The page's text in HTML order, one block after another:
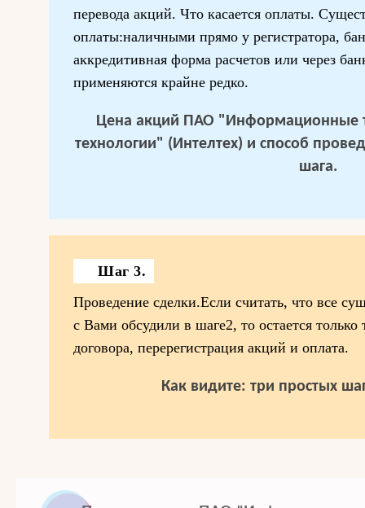
перевода акций. Что касается оплаты.
оплаты:наличными прямо у регистратора,
аккредитивная форма расчетов или через
применяются крайне редко.
Цена акций ПАО "Информационные
технологии" (Интелтех) и способ
шага.
Шаг 3.
Проведение сделки.Если считать, что все
с Вами обсудили в шаге2, то остается только
договора, перерегистрация акций и оплата.
Как видите: три простых